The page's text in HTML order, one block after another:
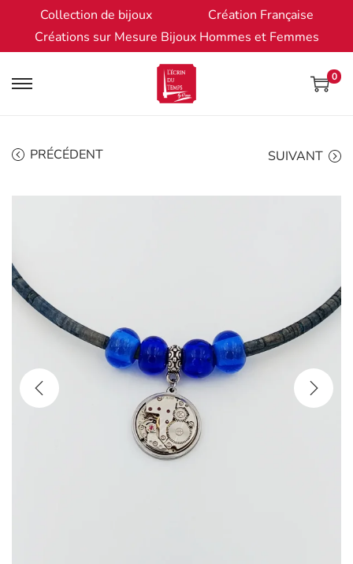
Collection de bijoux
Création Française
Créations sur Mesure Bijoux Hommes et Femmes
0
PRÉCÉDENT SUIVANT